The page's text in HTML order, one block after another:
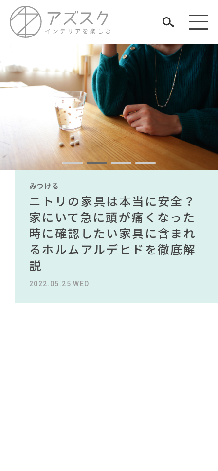
TAG LIST
#展示会#ファニタメ#カリモク家具
#コクヨ#オフィスチェア#テーブル#インダストリアルスタイル
#テレワーク
#ACTUS#大塚家具#関家具
#KEYUCA#家具#木図鑑#おすすめ
#IKEA
#インテリアスタイリングの法則
#間宮祥太朗#ニトリ
#DINOS CORPORATION
#中村アン
#コメリ#サステナブル
#映画#unico#インテリアコーディネート
見つける
知る
楽しむ
ARCHIVE
NEWS
ABOUT
みつける
無印で有名デザイナーのアイ
テムが手に入る？無印良品で
買える有名デザイナーがデザ
インしたインテリアを一挙紹
介
2022.10.24 MON
みつける
IKEA家具は引っ越し業者を悩
ませる？引っ越し業者に敬遠
されている理由を徹底解
説！！
2023.09.27 WED
みつける
ニトリの家具は本当に安全？
家にいて急に頭が痛くなった
時に確認したい家具に含まれ
るホルムアルデヒドを徹底解
説
2022.05.25 WED
みつける
【部屋をおしゃれにしたい人
必見】今話題のインテリアス
タイルから定番スタイルまで
紹介！おすすめインテリアス
タイル18選
2023.09.23 SAT
みつける
無印で有名デザイナーのアイ
テムが手に入る？無印良品で
買える有名デザイナーがデザ
インしたインテリアを一挙紹
介
2022.10.24 MON
みつける
IKEA家具は引っ越し業者を悩
ませる？引っ越し業者に敬遠
されている理由を徹底解
説！！
2023.09.27 WED